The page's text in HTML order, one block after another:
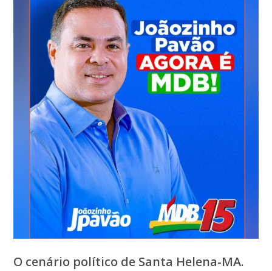
O cenário político de Santa Helena-MA.